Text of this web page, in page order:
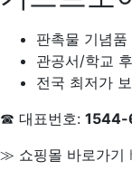
판촉물 기념
관공서/학교
전국 최저가
☎ 대표번호:
≫ 쇼핑몰 바로가기